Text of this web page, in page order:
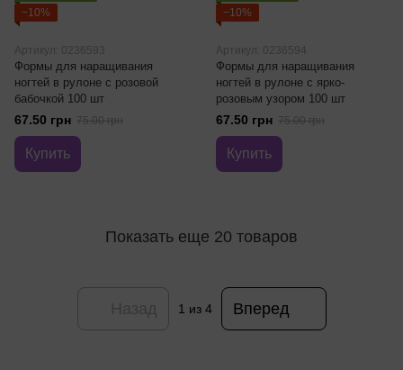
−10%
Артикул: 0236593
Формы для наращивания
ногтей в рулоне с розовой
бабочкой 100 шт
67.50 грн 75.00 грн
Купить
−10%
Артикул: 0236594
Формы для наращивания
ногтей в рулоне с ярко-
розовым узором 100 шт
67.50 грн 75.00 грн
Купить
Показать еще 20 товаров
1 из 4 Вперед